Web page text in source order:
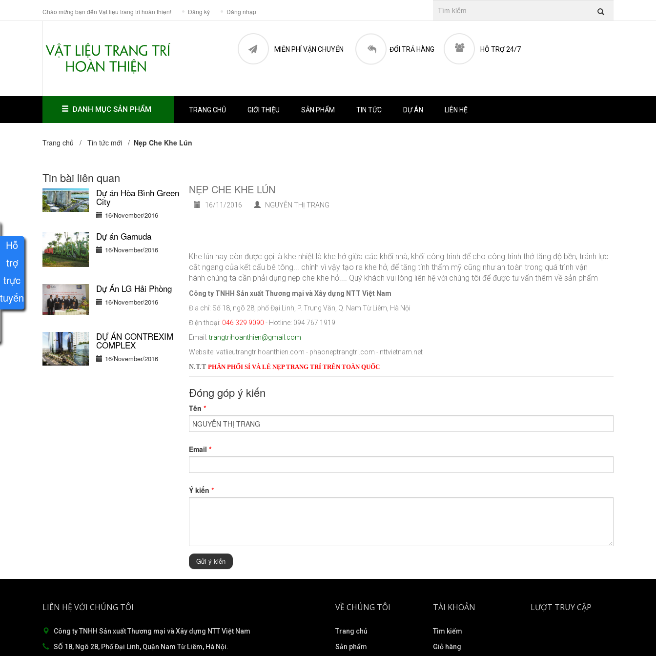
Chào mừng bạn đến Vật liệu trang trí hoàn thiện! Đăng ký Đăng nhập
MIỄN PHÍ VẬN CHUYỂN ĐỔI TRẢ HÀNG HỖ TRỢ 24/7
DANH MỤC SẢN PHẨM TRANG CHỦ GIỚI THIỆU SẢN PHẨM TIN TỨC DỰ ÁN LIÊN HỆ
Trang chủ / Tin tức mới / Nẹp Che Khe Lún
Tin bài liên quan
Dự án Hòa Bình Green
City
16/November/2016
Dự án Gamuda
16/November/2016
Dự Án LG Hải Phòng
16/November/2016
DỰ ÁN CONTREXIM
COMPLEX
16/November/2016
NẸP CHE KHE LÚN
16/11/2016 NGUYỄN THỊ TRANG
Khe lún hay còn được gọi là khe nhiệt là khe hở giữa các khối nhà, khối công trình để cho công trình thở tăng độ bền, tránh lực
cắt ngang của kết cấu bê tông... chính vì vậy tạo ra khe hở, để tăng tính thẩm mỹ cũng như an toàn trong quá trình vận
hành chúng ta cần phải dụng nẹp che khe hở.... Quý khách vui lòng liên hệ với chúng tôi để được tư vấn thêm về sản phẩm
Công ty TNHH Sản xuất Thương mại và Xây dựng NTT Việt Nam
Địa chỉ: Số 18, ngõ 28, phố Đại Linh, P. Trung Văn, Q. Nam Từ Liêm, Hà Nội
Điện thoại: 046 329 9090 - Hotline: 094 767 1919
Email:trangtrihoanthien@gmail.com
Website: vatlieutrangtrihoanthien.com - phaoneptrangtri.com - nttvietnam.net
N.T.T PHÂN PHỐI SỈ VÀ LẺ NẸP TRANG TRÍ TRÊN TOÀN QUỐC
Đóng góp ý kiến
Tên *
Email *
Ý kiến *
Gửi ý kiến
LIÊN HỆ VỚI CHÚNG TÔI
Công ty TNHH Sản xuất Thương mại và Xây dựng NTT Việt Nam
SỐ 18, Ngõ 28, Phố Đại Linh, Quận Nam Từ Liêm, Hà Nội.
VỀ CHÚNG TÔI
Trang chủ
Sản phẩm
TÀI KHOẢN
Tìm kiếm
Giỏ hàng
LƯỢT TRUY CẬP
Hỗ
trợ
trực
tuyến